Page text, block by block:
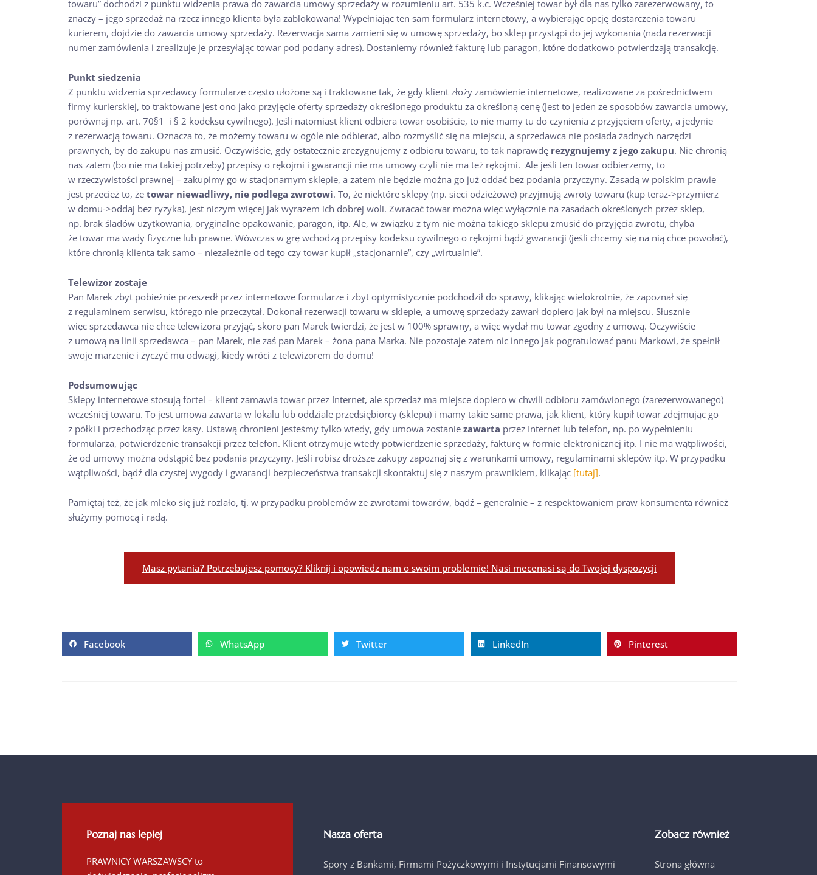
towaru” dochodzi z punktu widzenia prawa do zawarcia umowy sprzedaży w rozumieniu art. 535 k.c. Wcześniej towar był dla nas tylko zarezerwowany, to
znaczy – jego sprzedaż na rzecz innego klienta była zablokowana! Wypełniając ten sam formularz internetowy, a wybierając opcję dostarczenia towaru
kurierem, dojdzie do zawarcia umowy sprzedaży. Rezerwacja sama zamieni się w umowę sprzedaży, bo sklep przystąpi do jej wykonania (nada rezerwacji
numer zamówienia i zrealizuje je przesyłając towar pod podany adres). Dostaniemy również fakturę lub paragon, które dodatkowo potwierdzają transakcję.
Punkt siedzenia
Z punktu widzenia sprzedawcy formularze często ułożone są i traktowane tak, że gdy klient złoży zamówienie internetowe, realizowane za pośrednictwem
firmy kurierskiej, to traktowane jest ono jako przyjęcie oferty sprzedaży określonego produktu za określoną cenę (Jest to jeden ze sposobów zawarcia umowy,
porównaj np. art. 70§1 i § 2 kodeksu cywilnego). Jeśli natomiast klient odbiera towar osobiście, to nie mamy tu do czynienia z przyjęciem oferty, a jedynie
z rezerwacją towaru. Oznacza to, że możemy towaru w ogóle nie odbierać, albo rozmyślić się na miejscu, a sprzedawca nie posiada żadnych narzędzi
prawnych, by do zakupu nas zmusić. Oczywiście, gdy ostatecznie zrezygnujemy z odbioru towaru, to tak naprawdę rezygnujemy z jego zakupu. Nie chronią
nas zatem (bo nie ma takiej potrzeby) przepisy o rękojmi i gwarancji nie ma umowy czyli nie ma też rękojmi. Ale jeśli ten towar odbierzemy, to
w rzeczywistości prawnej – zakupimy go w stacjonarnym sklepie, a zatem nie będzie można go już oddać bez podania przyczyny. Zasadą w polskim prawie
jest przecież to, że towar niewadliwy, nie podlega zwrotowi. To, że niektóre sklepy (np. sieci odzieżowe) przyjmują zwroty towaru (kup teraz->przymierz
w domu->oddaj bez ryzyka), jest niczym więcej jak wyrazem ich dobrej woli. Zwracać towar można więc wyłącznie na zasadach określonych przez sklep,
np. brak śladów użytkowania, oryginalne opakowanie, paragon, itp. Ale, w związku z tym nie można takiego sklepu zmusić do przyjęcia zwrotu, chyba
że towar ma wady fizyczne lub prawne. Wówczas w grę wchodzą przepisy kodeksu cywilnego o rękojmi bądź gwarancji (jeśli chcemy się na nią chce powołać),
które chronią klienta tak samo – niezależnie od tego czy towar kupił „stacjonarnie”, czy „wirtualnie”.
Telewizor zostaje
Pan Marek zbyt pobieżnie przeszedł przez internetowe formularze i zbyt optymistycznie podchodził do sprawy, klikając wielokrotnie, że zapoznał się
z regulaminem serwisu, którego nie przeczytał. Dokonał rezerwacji towaru w sklepie, a umowę sprzedaży zawarł dopiero jak był na miejscu. Słusznie
więc sprzedawca nie chce telewizora przyjąć, skoro pan Marek twierdzi, że jest w 100% sprawny, a więc wydał mu towar zgodny z umową. Oczywiście
z umową na linii sprzedawca – pan Marek, nie zaś pan Marek – żona pana Marka. Nie pozostaje zatem nic innego jak pogratulować panu Markowi, że spełnił
swoje marzenie i życzyć mu odwagi, kiedy wróci z telewizorem do domu!
Podsumowując
Sklepy internetowe stosują fortel – klient zamawia towar przez Internet, ale sprzedaż ma miejsce dopiero w chwili odbioru zamówionego (zarezerwowanego)
wcześniej towaru. To jest umowa zawarta w lokalu lub oddziale przedsiębiorcy (sklepu) i mamy takie same prawa, jak klient, który kupił towar zdejmując go
z półki i przechodząc przez kasy. Ustawą chronieni jesteśmy tylko wtedy, gdy umowa zostanie zawarta przez Internet lub telefon, np. po wypełnieniu
formularza, potwierdzenie transakcji przez telefon. Klient otrzymuje wtedy potwierdzenie sprzedaży, fakturę w formie elektronicznej itp. I nie ma wątpliwości,
że od umowy można odstąpić bez podania przyczyny. Jeśli robisz droższe zakupy zapoznaj się z warunkami umowy, regulaminami sklepów itp. W przypadku
wątpliwości, bądź dla czystej wygody i gwarancji bezpieczeństwa transakcji skontaktuj się z naszym prawnikiem, klikając [tutaj].
Pamiętaj też, że jak mleko się już rozlało, tj. w przypadku problemów ze zwrotami towarów, bądź – generalnie – z respektowaniem praw konsumenta również
służymy pomocą i radą.
Masz pytania? Potrzebujesz pomocy? Kliknij i opowiedz nam o swoim problemie! Nasi mecenasi są do Twojej dyspozycji
Facebook WhatsApp Twitter LinkedIn Pinterest
Poznaj nas lepiej
PRAWNICY WARSZAWSCY to
Nasza oferta
Spory z Bankami, Firmami Pożyczkowymi i Instytucjami Finansowymi
Zobacz również
Strona główna